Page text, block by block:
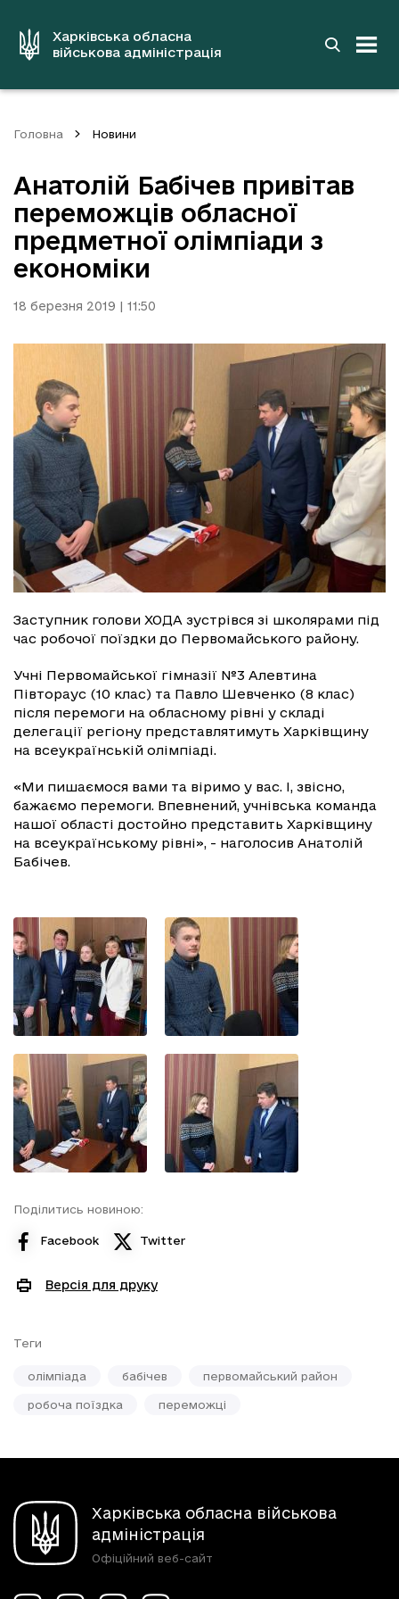
вмістуХарківська обласна
військова адміністрація
Головна Новини
Анатолій Бабічев привітав
переможців обласної
предметної олімпіади з
економіки
18 березня 2019 | 11:50
Заступник голови ХОДА зустрівся зі школярами під
час робочої поїздки до Первомайського району.
Учні Первомайської гімназії №3 Алевтина
Півтораус (10 клас) та Павло Шевченко (8 клас)
після перемоги на обласному рівні у складі
делегації регіону представлятимуть Харківщину
на всеукраїнській олімпіаді.
«Ми пишаємося вами та віримо у вас. І, звісно,
бажаємо перемоги. Впевнений, учнівська команда
нашої області достойно представить Харківщину
на всеукраїнському рівні», - наголосив Анатолій
Бабічев.
Поділитись новиною:
Facebook Twitter
Версія для друку
Теги
олімпіада бабічев первомайський район
робоча поїздка переможці
Харківська обласна військова
адміністрація
Офіційний веб-сайт